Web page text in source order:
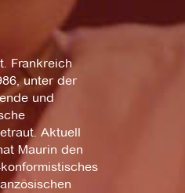
Frankreich
unter der
und
Aktuell
Maurin den